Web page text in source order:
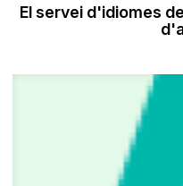
El servei d'idiomes